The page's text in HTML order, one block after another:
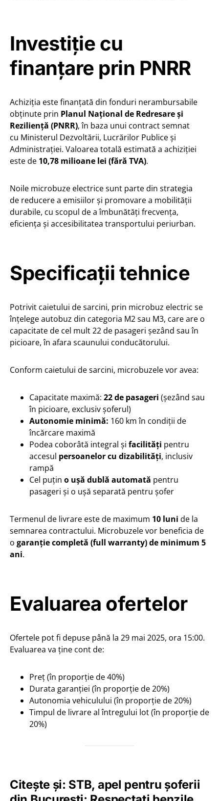
Investiție cu
finanțare prin PNRR
Achiziția este finanțată din fonduri nerambursabile
obținute prin Planul Național de Redresare și
Reziliență (PNRR), în baza unui contract semnat
cu Ministerul Dezvoltării, Lucrărilor Publice și
Administrației. Valoarea totală estimată a achiziției
este de 10,78 milioane lei (fără TVA).
Noile microbuze electrice sunt parte din strategia
de reducere a emisiilor și promovare a mobilității
durabile, cu scopul de a îmbunătăți frecvența,
eficiența și accesibilitatea transportului periurban.
Specificații tehnice
Potrivit caietului de sarcini, prin microbuz electric se
înțelege autobuz din categoria M2 sau M3, care are o
capacitate de cel mult 22 de pasageri șezând sau în
picioare, în afara scaunului conducătorului.
Conform caietului de sarcini, microbuzele vor avea:
Capacitate maximă: 22 de pasageri (șezând sau
în picioare, exclusiv șoferul)
Autonomie minimă: 160 km în condiții de
încărcare maximă
Podea coborâtă integral și facilități pentru
accesul persoanelor cu dizabilități, inclusiv
rampă
Cel puțin o ușă dublă automată pentru
pasageri și o ușă separată pentru șofer
Termenul de livrare este de maximum 10 luni de la
semnarea contractului. Microbuzele vor beneficia de
o garanție completă (full warranty) de minimum 5
ani.
Evaluarea ofertelor
Ofertele pot fi depuse până la 29 mai 2025, ora 15:00.
Evaluarea va ține cont de:
Preț (în proporție de 40%)
Durata garanției (în proporție de 20%)
Autonomia vehiculului (în proporție de 20%)
Timpul de livrare al întregului lot (în proporție de
20%)
Citește și: STB, apel pentru șoferii